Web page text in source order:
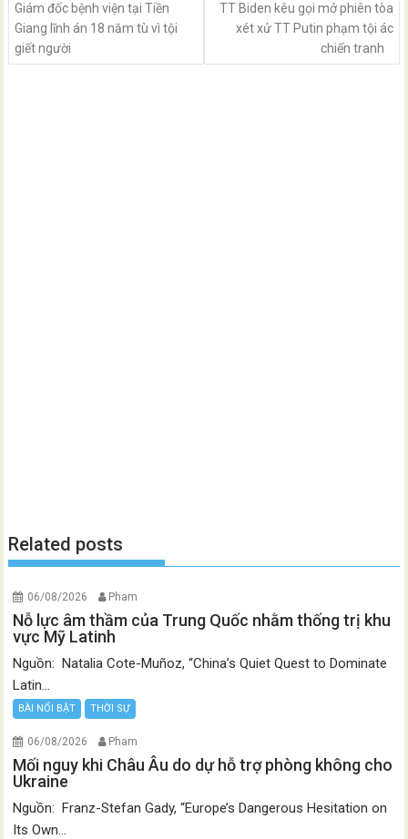
Giám đốc bệnh viện tại Tiền
Giang lĩnh án 18 năm tù vì tội
giết người
TT Biden kêu gọi mở phiên tòa
xét xử TT Putin phạm tội ác
chiến tranh
Related posts
06/08/2026 Pham
Nỗ lực âm thầm của Trung Quốc nhằm thống trị khu
vực Mỹ Latinh
Nguồn: Natalia Cote-Muñoz, “China’s Quiet Quest to Dominate
Latin...
BÀI NỔI BẬT THỜI SỰ
06/08/2026 Pham
Mối nguy khi Châu Âu do dự hỗ trợ phòng không cho
Ukraine
Nguồn: Franz-Stefan Gady, “Europe’s Dangerous Hesitation on
Its Own...